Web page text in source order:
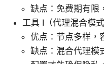
缺点：免费期有限
工具 I（代理混合模式
优点：节点多样，
缺点：混合代理模